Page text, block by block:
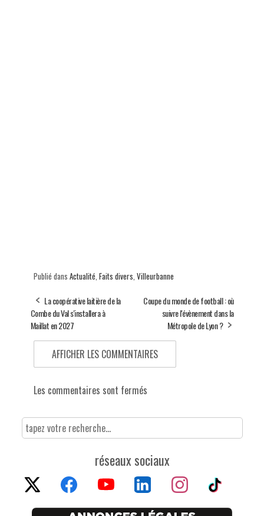
Publié dans Actualité Faits divers Villeurbanne
La coopérative laitière de la
Combe du Val s'installera à
Maillat en 2027
Coupe du monde de football : où
suivre l'évènement dans la
Métropole de Lyon ?
AFFICHER LES COMMENTAIRES
Les commentaires sont fermés
réseaux sociaux